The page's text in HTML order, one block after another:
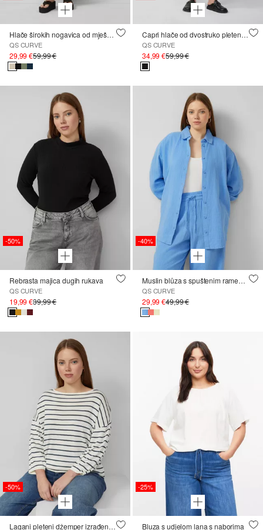
Hlače širokih nogavica od mješavine lana
QS CURVE
29,99 €59,99 €
Capri hlače od dvostruko pletenog žerseja
QS CURVE
34,99 €59,99 €
-50%
Rebrasta majica dugih rukava
QS CURVE
19,99 €39,99 €
-40%
Muslin blůza s spuštenim ramenima
QS CURVE
29,99 €49,99 €
-50%
Lagani pleteni džemper izrađen od mješavine viskoze
-25%
Bluza s udjelom lana s naborima